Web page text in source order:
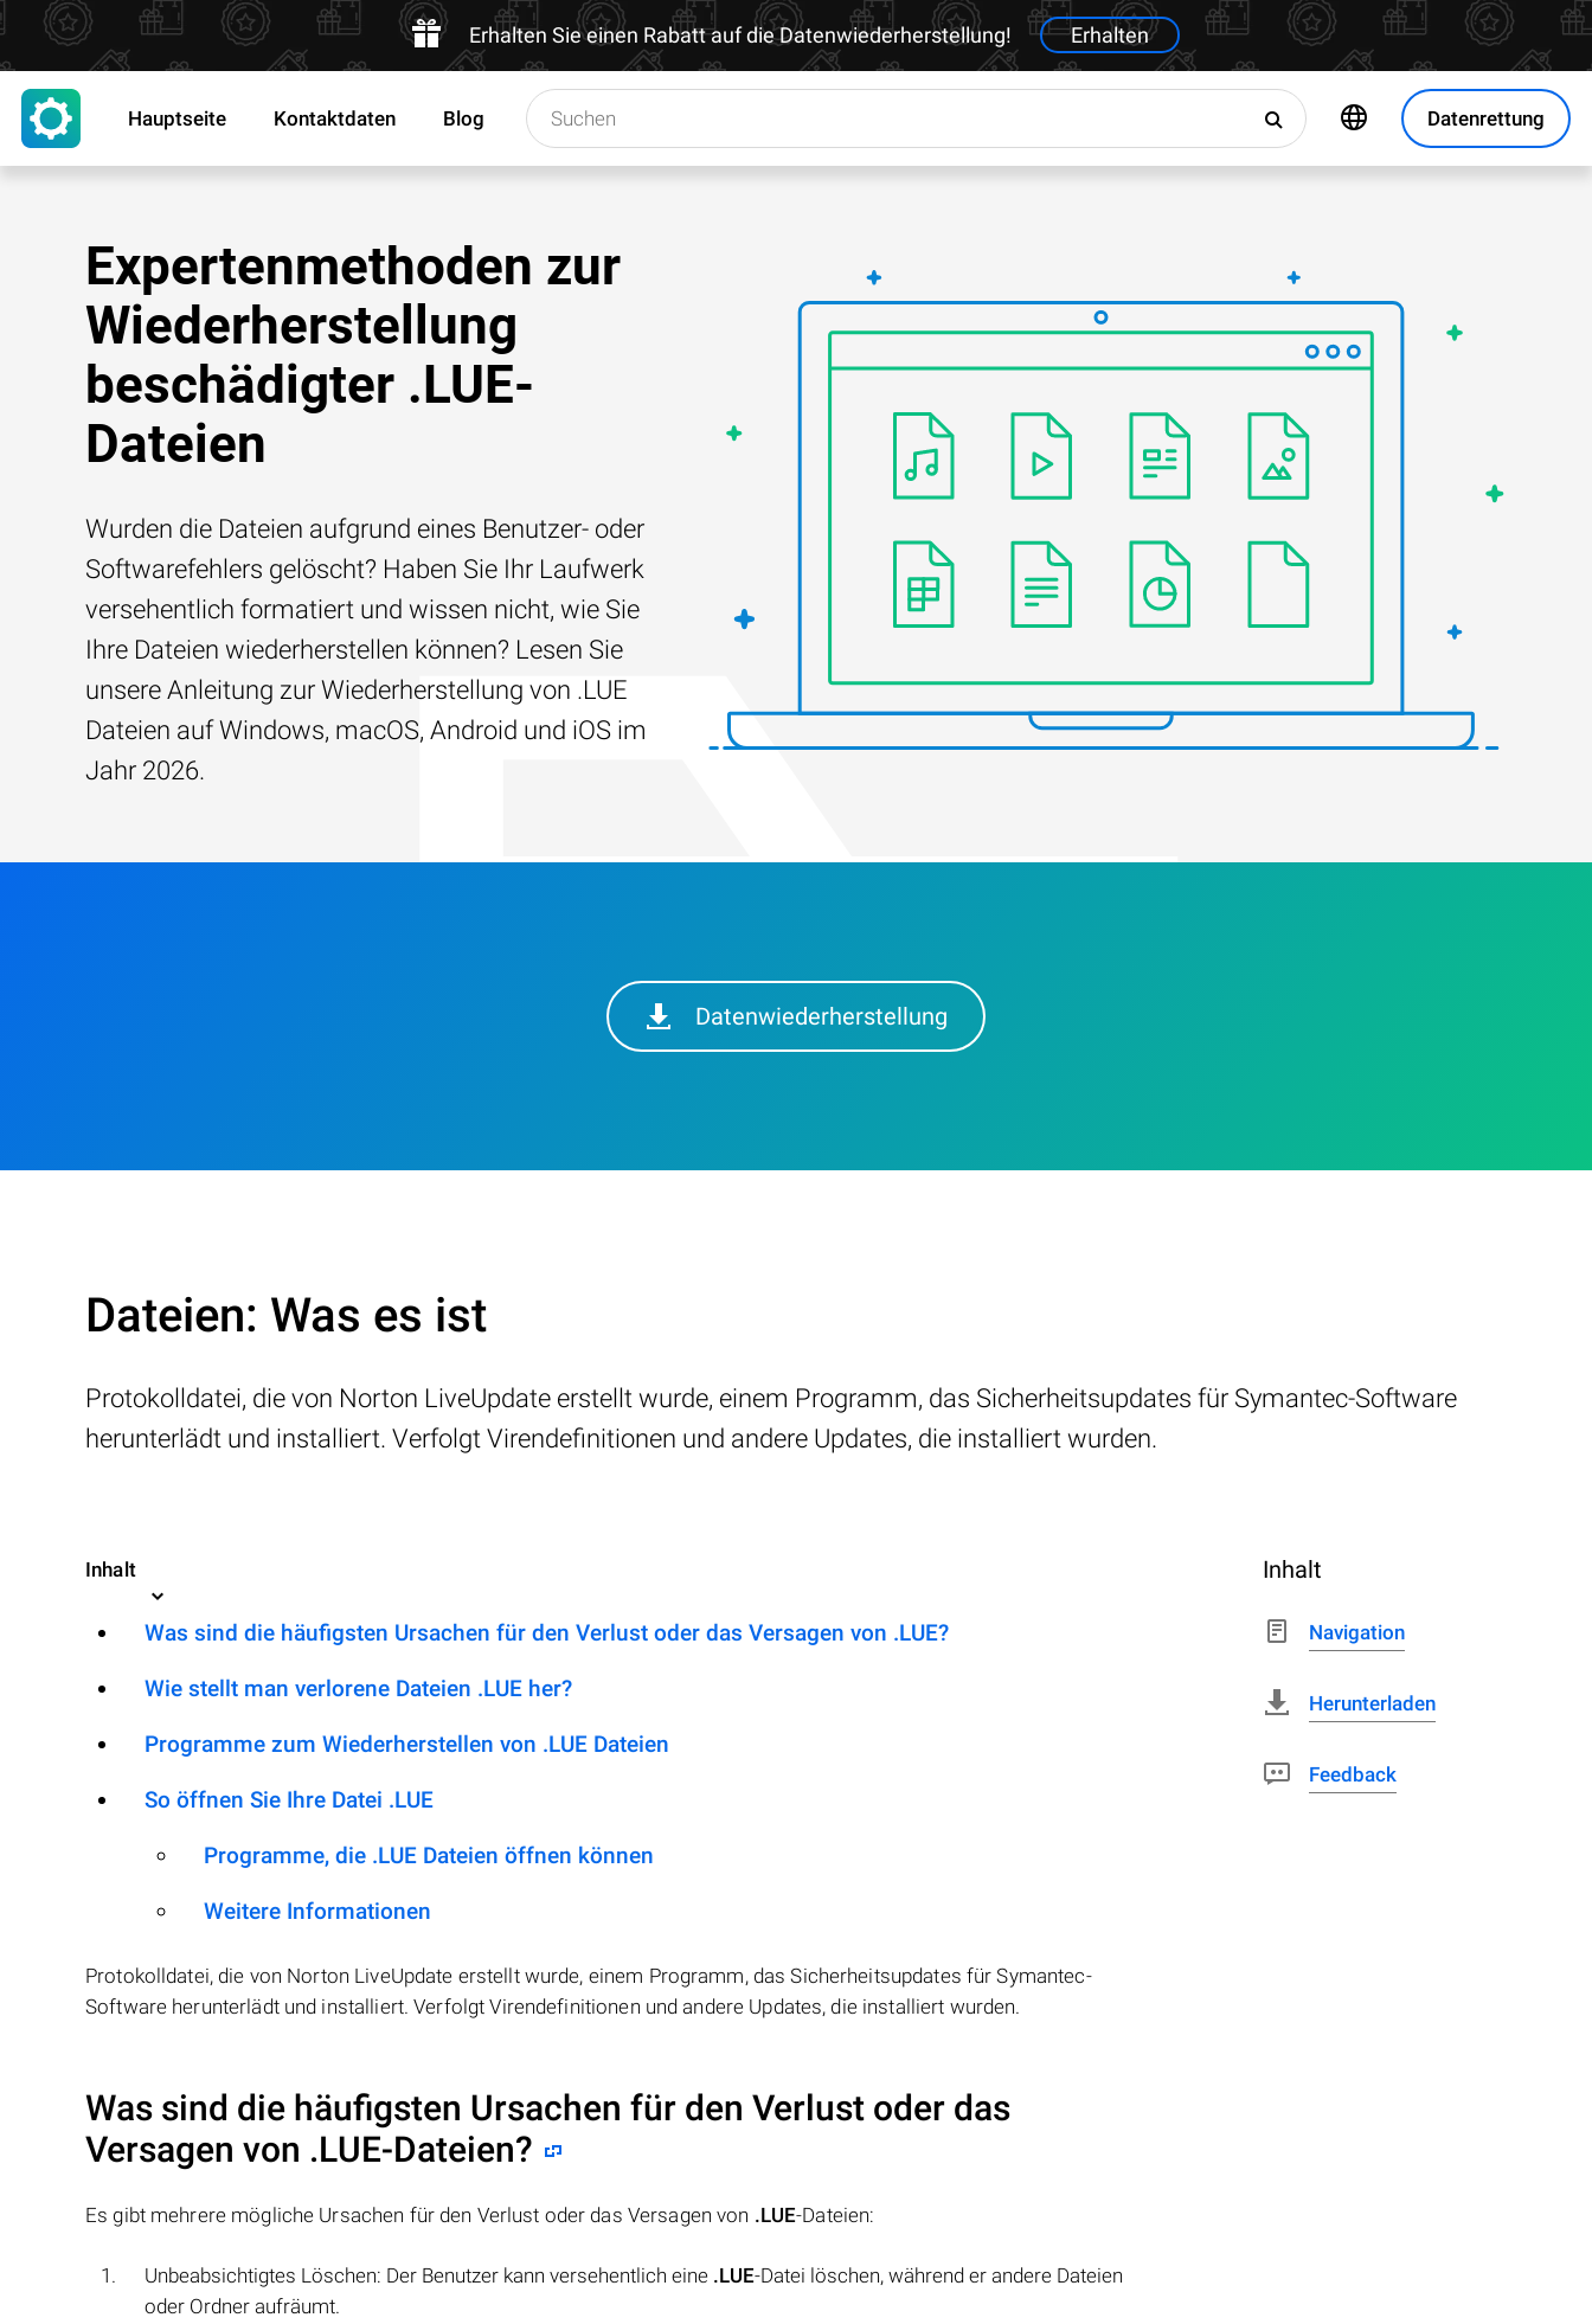
Erhalten Sie einen Rabatt auf die Datenwiederherstellung! Erhalten
Datenrettung
Hauptseite Kontaktdaten Blog
Expertenmethoden zur
Wiederherstellung
beschädigter .LUE-
Dateien
Wurden die Dateien aufgrund eines Benutzer- oder
Softwarefehlers gelöscht? Haben Sie Ihr Laufwerk
versehentlich formatiert und wissen nicht, wie Sie
Ihre Dateien wiederherstellen können? Lesen Sie
unsere Anleitung zur Wiederherstellung von .LUE
Dateien auf Windows, macOS, Android und iOS im
Jahr 2026.
Datenwiederherstellung
Dateien: Was es ist
Protokolldatei, die von Norton LiveUpdate erstellt wurde, einem Programm, das Sicherheitsupdates für Symantec-Software
herunterlädt und installiert. Verfolgt Virendefinitionen und andere Updates, die installiert wurden.
Inhalt
Was sind die häufigsten Ursachen für den Verlust oder das Versagen von .LUE?
Wie stellt man verlorene Dateien .LUE her?
Programme zum Wiederherstellen von .LUE Dateien
So öffnen Sie Ihre Datei .LUE
Programme, die .LUE Dateien öffnen können
Weitere Informationen
Protokolldatei, die von Norton LiveUpdate erstellt wurde, einem Programm, das Sicherheitsupdates für Symantec-
Software herunterlädt und installiert. Verfolgt Virendefinitionen und andere Updates, die installiert wurden.
Was sind die häufigsten Ursachen für den Verlust oder das
Versagen von .LUE-Dateien?
Es gibt mehrere mögliche Ursachen für den Verlust oder das Versagen von .LUE-Dateien:
Unbeabsichtigtes Löschen: Der Benutzer kann versehentlich eine .LUE-Datei löschen, während er andere Dateien
oder Ordner aufräumt.
Inhalt
Navigation
Herunterladen
Feedback